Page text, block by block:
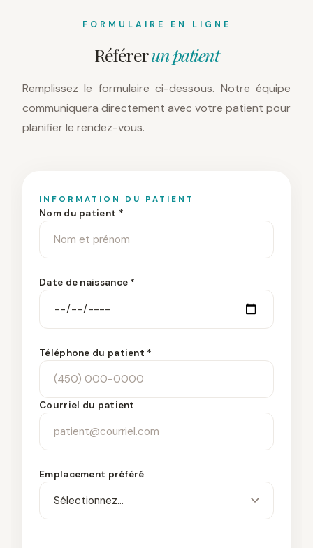
FORMULAIRE EN LIGNE
Référerun patient
Remplissez le formulaire ci-dessous. Notre équipe
communiquera directement avec votre patient pour
planifier le rendez-vous.
INFORMATION DU PATIENT
Nom du patient *
Date de naissance *
Téléphone du patient *
Courriel du patient
Emplacement préféré